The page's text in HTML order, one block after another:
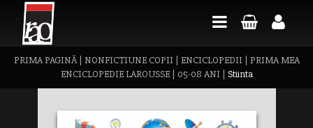
PRIMA PAGINĂ| NONFICTIUNE COPII ENCICLOPEDII
PRIMA MEA
ENCICLOPEDIE LAROUSSE| 05-08 ANI Stiinta